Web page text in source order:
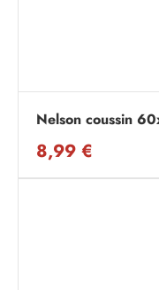
Nelson coussin
8,99 €